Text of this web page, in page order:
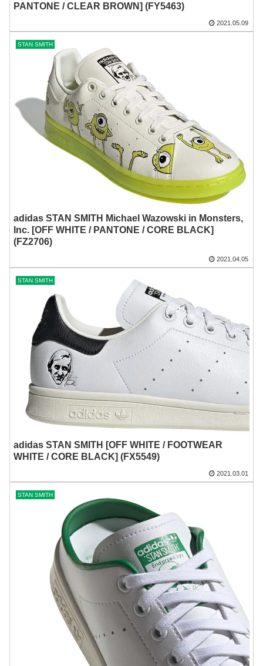
PANTONE / CLEAR BROWN] (FY5463)
2021.05.09
STAN SMITH
adidas STAN SMITH Michael Wazowski in Monsters,
Inc. [OFF WHITE / PANTONE / CORE BLACK]
(FZ2706)
2021.04.05
STAN SMITH
adidas STAN SMITH [OFF WHITE / FOOTWEAR
WHITE / CORE BLACK] (FX5549)
2021.03.01
STAN SMITH